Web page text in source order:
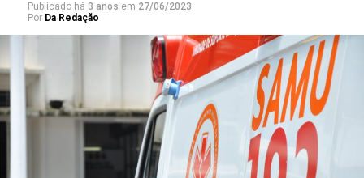
Publicado há 3 anos em 27/06/2023
Por Da Redação